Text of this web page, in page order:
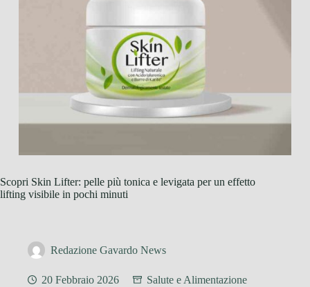
Scopri Skin Lifter: pelle più tonica e levigata per un effetto
lifting visibile in pochi minuti
Redazione Gavardo News
20 Febbraio 2026 Salute e Alimentazione